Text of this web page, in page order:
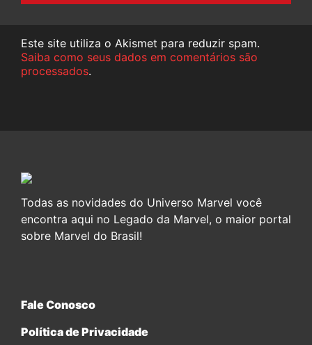
Este site utiliza o Akismet para reduzir spam.
Saiba como seus dados em comentários são
processados.
Todas as novidades do Universo Marvel você
encontra aqui no Legado da Marvel, o maior portal
sobre Marvel do Brasil!
Fale Conosco
Política de Privacidade